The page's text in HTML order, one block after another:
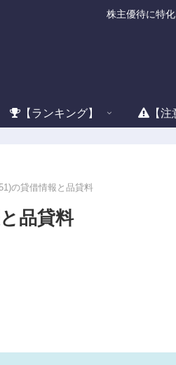
株主優待に特
【ランキング】 【注
の貸借情報と品貸料
品貸料